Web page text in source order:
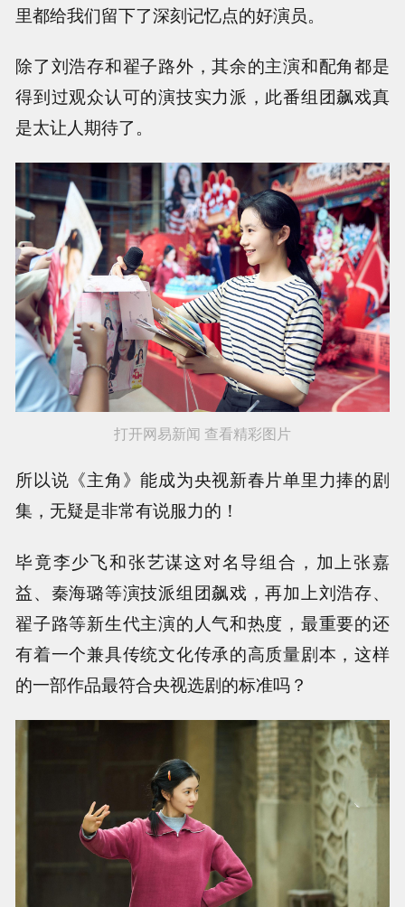
里都给我们留下了深刻记忆点的好演员。
除了刘浩存和翟子路外，其余的主演和配角都是
得到过观众认可的演技实力派，此番组团飙戏真
是太让人期待了。
打开网易新闻 查看精彩图片
所以说《主角》能成为央视新春片单里力捧的剧
集，无疑是非常有说服力的！
毕竟李少飞和张艺谋这对名导组合，加上张嘉
益、秦海璐等演技派组团飙戏，再加上刘浩存、
翟子路等新生代主演的人气和热度，最重要的还
有着一个兼具传统文化传承的高质量剧本，这样
的一部作品最符合央视选剧的标准吗？